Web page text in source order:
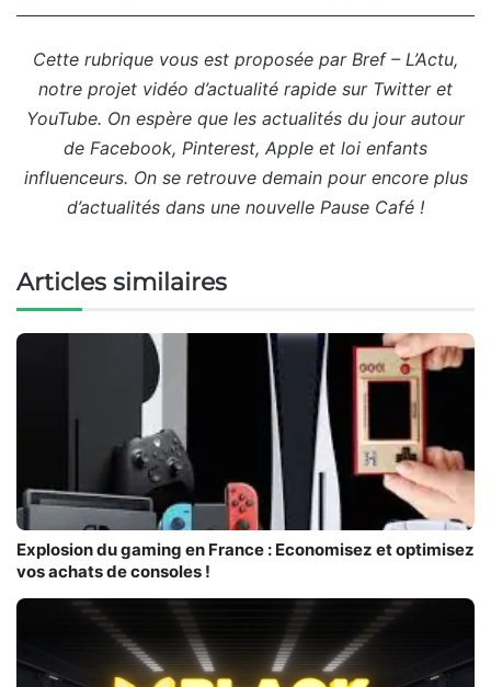
Cette rubrique vous est proposée par Bref – L’Actu,
notre projet vidéo d’actualité rapide sur Twitter et
YouTube. On espère que les actualités du jour autour
de Facebook, Pinterest, Apple et loi enfants
influenceurs. On se retrouve demain pour encore plus
d’actualités dans une nouvelle Pause Café !
Articles similaires
Explosion du gaming en France : Economisez et optimisez
vos achats de consoles !